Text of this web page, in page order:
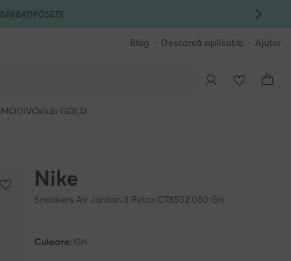
BĂRBAȚIPOȘETE
Blog Descarcă aplicația Ajutor
MODIVOclub GOLD
Nike
Sneakers Air Jordan 3 Retro CT8532 080 Gri
Culoare: Gri